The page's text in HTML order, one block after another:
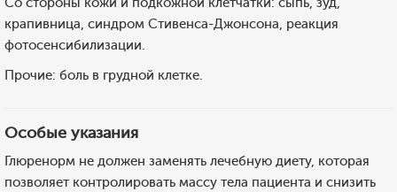
крапивница, синдром Стивенса-Джонсона, реакция
фотосенсибилизации.
Прочие: боль в грудной клетке.
Особые указания
Глюренорм не должен заменять лечебную диету, которая
позволяет контролировать массу тела пациента и снизить